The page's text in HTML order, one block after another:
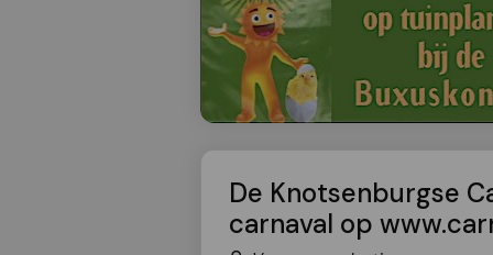
De Knotsenburgse
carnaval op